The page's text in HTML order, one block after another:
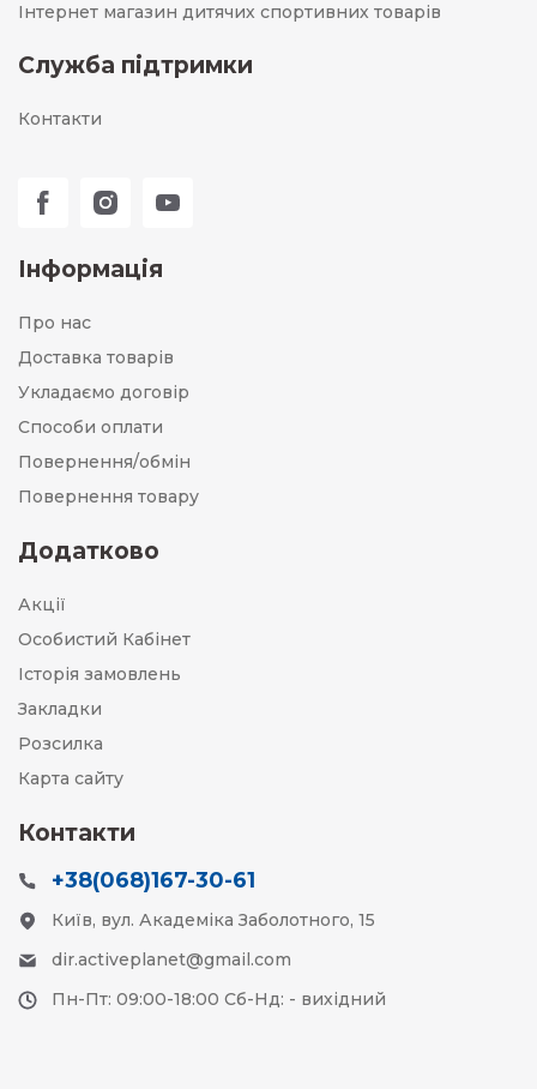
Інтернет магазин дитячих спортивних товарів
Служба підтримки
Контакти
Інформація
Про нас
Доставка товарів
Укладаємо договір
Способи оплати
Повернення/обмін
Повернення товару
Додатково
Акції
Особистий Кабінет
Історія замовлень
Закладки
Розсилка
Карта сайту
Контакти
+38(068)167-30-61
Київ, вул. Академіка Заболотного, 15
dir.activeplanet@gmail.com
Пн-Пт: 09:00-18:00 Сб-Нд: - вихідний